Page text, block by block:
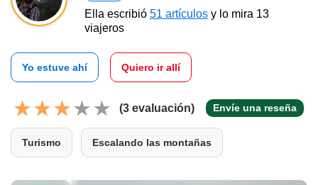
Ella escribió 51 artículos y lo mira 13
viajeros
Yo estuve ahí Quiero ir allí
(3 evaluación) Envíe una reseña
Turismo Escalando las montañas